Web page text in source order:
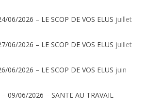
06/2026 – LE SCOP DE VOS ELUS juillet
06/2026 – LE SCOP DE VOS ELUS juillet
06/2026 – LE SCOP DE VOS ELUS juin
– 09/06/2026 – SANTE AU TRAVAIL